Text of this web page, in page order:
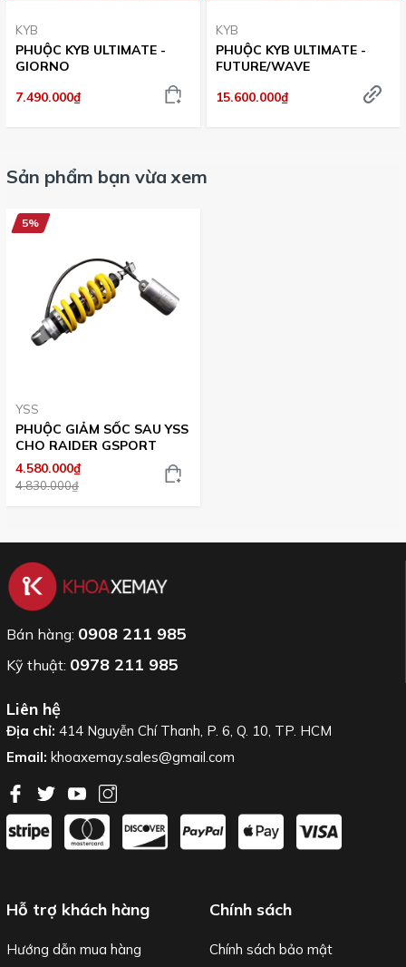
KYB
PHUỘC KYB ULTIMATE -
GIORNO
7.490.000₫
KYB
PHUỘC KYB ULTIMATE -
FUTURE/WAVE
15.600.000₫
Sản phẩm bạn vừa xem
5%
YSS
PHUỘC GIẢM SỐC SAU YSS
CHO RAIDER GSPORT
4.580.000₫
4.830.000₫
Bán hàng: 0908 211 985
Kỹ thuật: 0978 211 985
Liên hệ
Địa chỉ: 414 Nguyễn Chí Thanh, P. 6, Q. 10, TP. HCM
Email: khoaxemay.sales@gmail.com
Hỗ trợ khách hàng
Hướng dẫn mua hàng
Chính sách
Chính sách bảo mật